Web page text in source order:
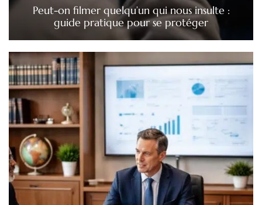
Peut-on filmer quelqu’un qui nous insulte :
guide pratique pour se protéger